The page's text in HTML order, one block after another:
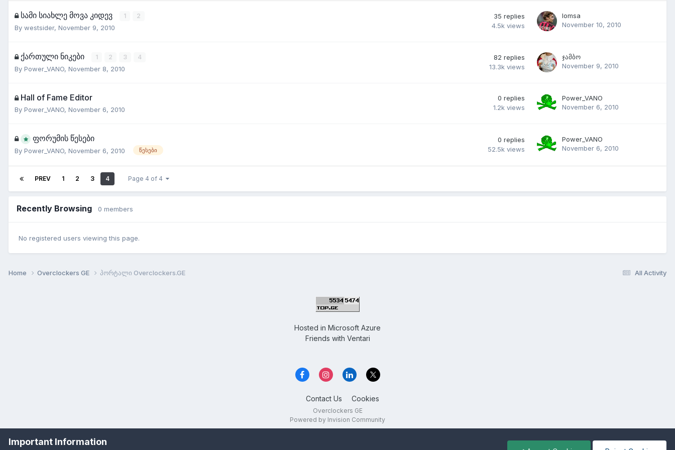
სამი სიახლე მოვა კიდევ 1 2
By westsider, November 9, 2010
35 replies
4.5k views
lomsa
November 10, 2010
ქართული ნიკები 1 2 3 4
By Power_VANO, November 8, 2010
82 replies
13.3k views
ჯამბო
November 9, 2010
Hall of Fame Editor
By Power_VANO, November 6, 2010
0 replies
1.2k views
Power_VANO
November 6, 2010
ფორუმის წესები
By Power_VANO, November 6, 2010 წესები
0 replies
52.5k views
Power_VANO
November 6, 2010
PREV 1 2 3 4 Page 4 of 4
Recently Browsing 0 members
No registered users viewing this page.
All Activity
Home Overclockers GE პორტალი Overclockers.GE
Hosted in Microsoft Azure
Friends with Ventari
Contact Us Cookies
Overclockers GE
Powered by Invision Community
Important Information